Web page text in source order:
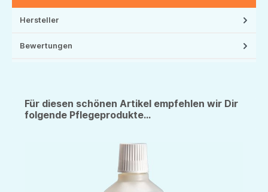
Hersteller
Bewertungen
Für diesen schönen Artikel empfehlen wir Dir
folgende Pflegeprodukte...